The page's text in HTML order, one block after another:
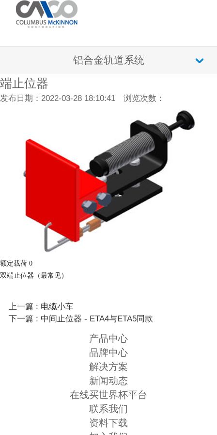
铝合金轨道系统
端止位器
发布日期：2022-03-28 18:10:41 浏览次数：
额定载荷 0
双端止位器（最常见）
上一篇 : 电缆小车
下一篇 : 中间止位器 - ETA4与ETA5同款
产品中心
品牌中心
解决方案
新闻动态
在线买世界杯平台
联系我们
资料下载